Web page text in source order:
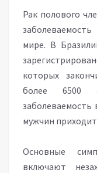
Рак полового
мире. В
которых
более 6500
заболеваемость
мужчин
Основные
включают